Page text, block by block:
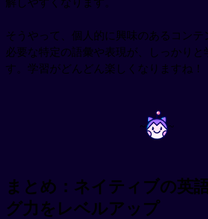
そうやって、個人的に興味のあるコンテ
必要な特定の語彙や表現が、しっかりと
す。学習がどんどん楽しくなりますね！
~ ~
まとめ：ネイティブの英
グ力をレベルアップ